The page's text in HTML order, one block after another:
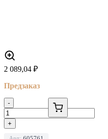
2 089,04 ₽
Предзаказ
-
+